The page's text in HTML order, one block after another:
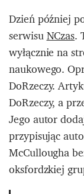
Dzień później
serwisuNCzas.
wyłącznie na
naukowego.
DoRzeczy.
DoRzeczy, a
Jego autor
przypisując
McCullougha
oksfordzkiej